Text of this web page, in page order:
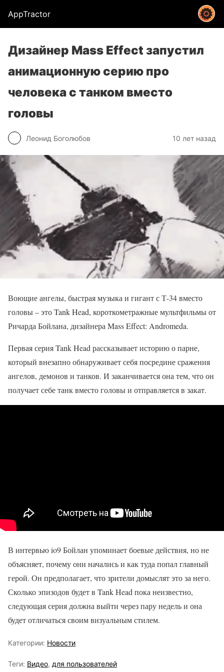
AppTractor
Дизайнер Mass Effect запустил
анимационную серию про
человека с танком вместо
головы
Леонид Боголюбов 10 лет назад
Воющие ангелы, быстрая музыка и гигант с Т-34 вместо
головы – это Tank Head, короткометражные мультфильмы от
Ричарда Бойлана, дизайнера Mass Effect: Andromeda.
Первая серия Tank Head рассказывает историю о парне,
который внезапно обнаруживает себя посредине сражения
ангелов, демонов и танков. И заканчивается она тем, что он
получает себе танк вместо головы и отправляется в закат.
В интервью io9 Бойлан упоминает боевые действия, но не
объясняет, почему они начались и как туда попал главный
герой. Он предполагает, что зрители домыслят это за него.
Сколько эпизодов будет в Tank Head пока неизвестно,
следующая серия должна выйти через пару недель и она
будет отличаться своим визуальным стилем.
Категории: Новости
Теги: Видео, для пользователей